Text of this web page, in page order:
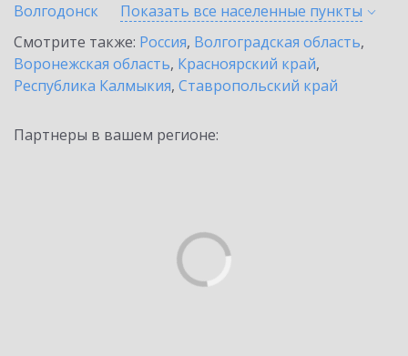
Волгодонск
Показать все населенные пункты
Смотрите также: Россия, Волгоградская область,
Воронежская область, Красноярский край,
Республика Калмыкия, Ставропольский край
Партнеры в вашем регионе: